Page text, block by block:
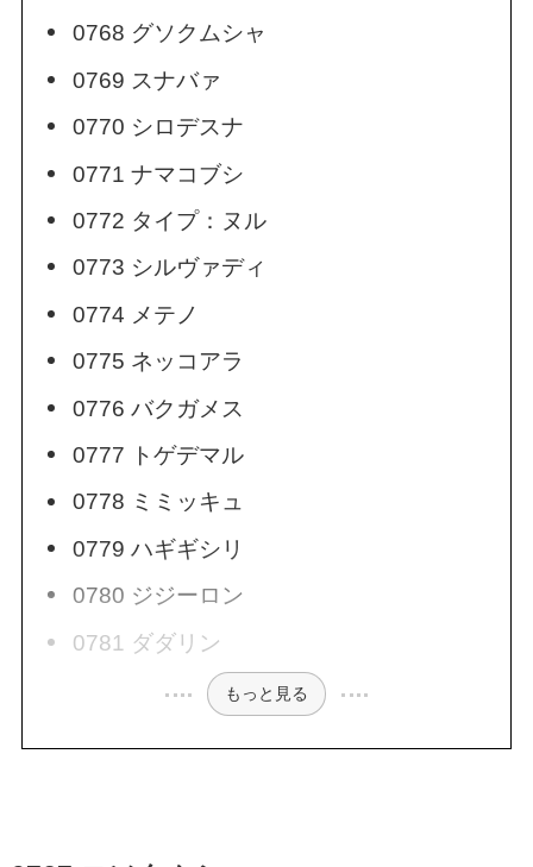
0768 グソクムシャ
0769 スナバァ
0770 シロデスナ
0771 ナマコブシ
0772 タイプ：ヌル
0773 シルヴァディ
0774 メテノ
0775 ネッコアラ
0776 バクガメス
0777 トゲデマル
0778 ミミッキュ
0779 ハギギシリ
0780 ジジーロン
0781 ダダリン
もっと見る